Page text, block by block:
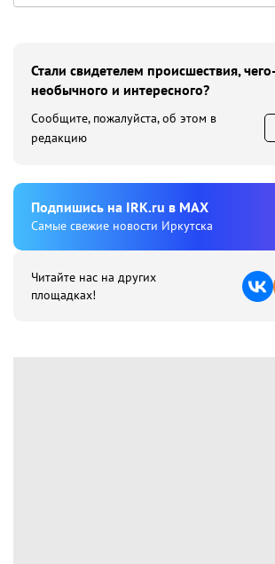
Стали свидетелем происшествия,
необычного и интересного?
Сообщите, пожалуйста, об этом в
редакцию
Подпишиcь на IRK.ru в MAX
Cамые свежие новости Иркутска
Читайте нас на других
площадках!